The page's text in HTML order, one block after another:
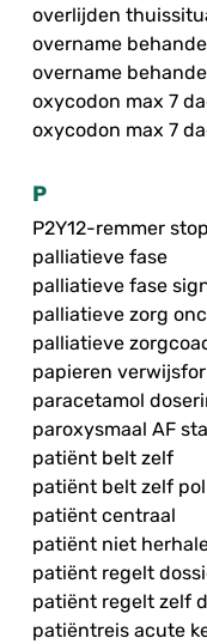
overlijden
overname
overname
oxycodon max 7
oxycodon max 7
P
P2Y12-remmer
palliatieve fase
palliatieve fase
palliatieve zorg
palliatieve
papieren
paracetamol
paroxysmaal AF
patiënt belt zelf
patiënt belt zelf
patiënt centraal
patiënt niet
patiënt regelt
patiënt regelt zelf
patiëntreis acute